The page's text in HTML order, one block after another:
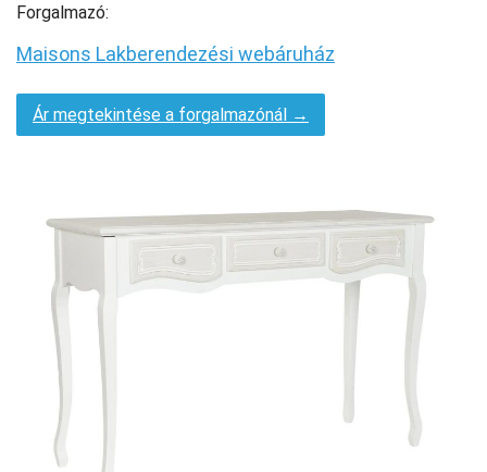
Forgalmazó:
Maisons Lakberendezési webáruház
Ár megtekintése a forgalmazónál →